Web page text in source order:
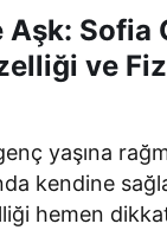
Sofia
ve
yaşına
kendine
hemen